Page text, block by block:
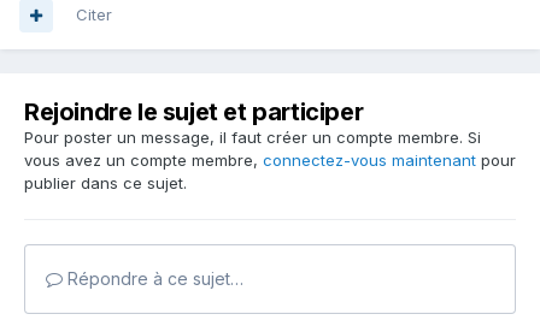
Citer
Rejoindre le sujet et participer
Pour poster un message, il faut créer un compte membre. Si
vous avez un compte membre, connectez-vous maintenant pour
publier dans ce sujet.
Répondre à ce sujet…